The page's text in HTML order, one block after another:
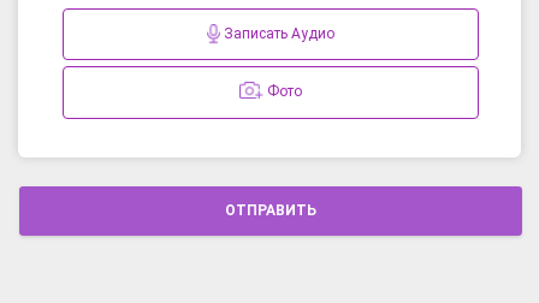
Записать Аудио
Фото
ОТПРАВИТЬ